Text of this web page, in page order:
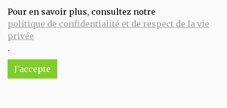
Pour en savoir plus, consultez notre
politique de confidentialité et de respect de la vie
privée
.
J'accepte
- 1 pc
7.59€
Réception souhaitée le